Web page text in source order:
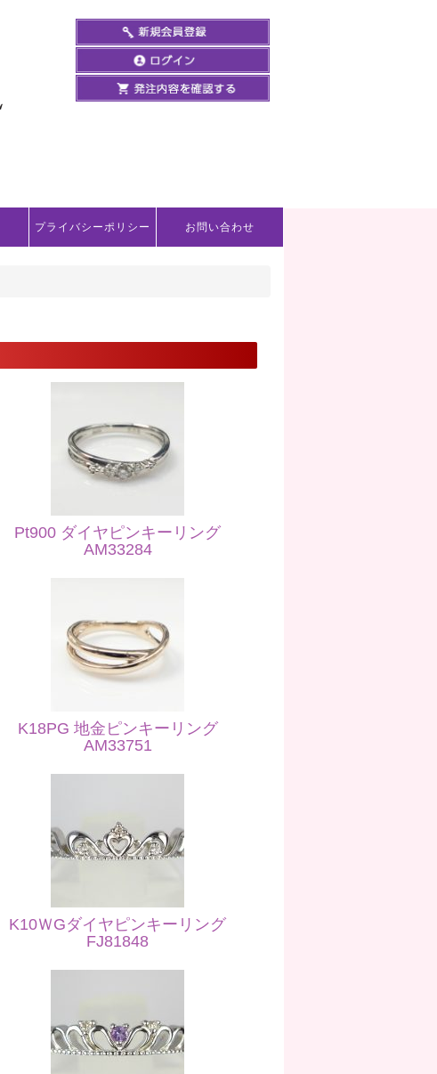
プライバシーポリシー お問い合わせ
Pt900 ダイヤピンキーリング
AM33284
K18PG 地金ピンキーリング
AM33751
K10ＷGダイヤピンキーリング
FJ81848